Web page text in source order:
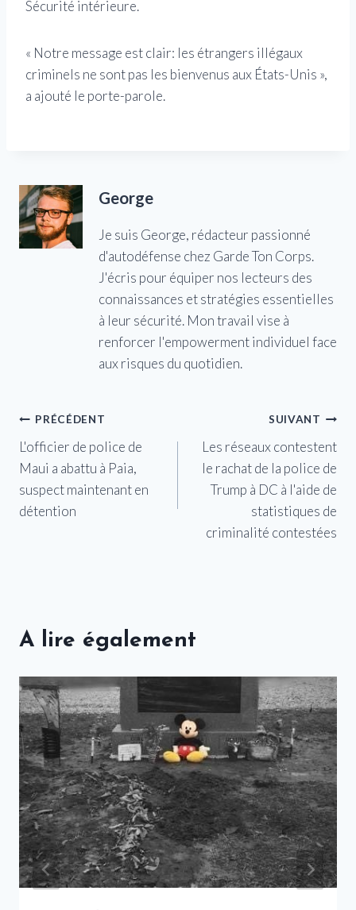
Sécurité intérieure.
« Notre message est clair: les étrangers illégaux
criminels ne sont pas les bienvenus aux États-Unis »,
a ajouté le porte-parole.
George
Je suis George, rédacteur passionné
d'autodéfense chez Garde Ton Corps.
J'écris pour équiper nos lecteurs des
connaissances et stratégies essentielles
à leur sécurité. Mon travail vise à
renforcer l'empowerment individuel face
aux risques du quotidien.
Navigation
de
l’article
PRÉCÉDENT
L'officier de police de
Maui a abattu à Paia,
suspect maintenant en
détention
SUIVANT
Les réseaux contestent
le rachat de la police de
Trump à DC à l'aide de
statistiques de
criminalité contestées
A lire également